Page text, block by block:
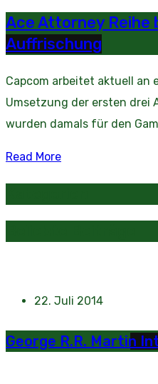
Ace Attorney Reihe
Auffrischung
Capcom arbeitet aktuell an
Umsetzung der ersten drei
wurden damals für den
Read More
22. Juli 2014
George R.R. Martin